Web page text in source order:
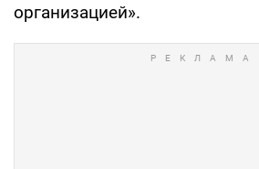
организацией».